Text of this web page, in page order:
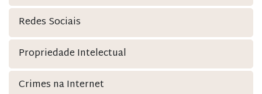
Redes Sociais
Propriedade Intelectual
Crimes na Internet